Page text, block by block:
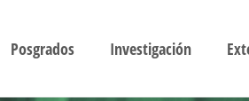
Posgrados Investigación